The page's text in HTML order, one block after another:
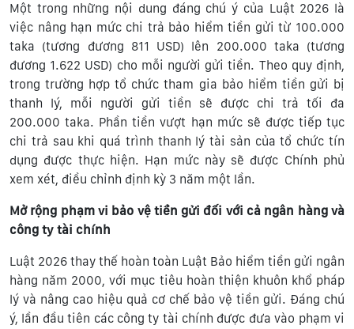
Một trong những nội dung đáng chú ý của Luật 2026 là
việc nâng hạn mức chi trả bảo hiểm tiền gửi từ 100.000
taka (tương đương 811 USD) lên 200.000 taka (tương
đương 1.622 USD) cho mỗi người gửi tiền. Theo quy định,
trong trường hợp tổ chức tham gia bảo hiểm tiền gửi bị
thanh lý, mỗi người gửi tiền sẽ được chi trả tối đa
200.000 taka. Phần tiền vượt hạn mức sẽ được tiếp tục
chi trả sau khi quá trình thanh lý tài sản của tổ chức tín
dụng được thực hiện. Hạn mức này sẽ được Chính phủ
xem xét, điều chỉnh định kỳ 3 năm một lần.
Mở rộng phạm vi bảo vệ tiền gửi đối với cả ngân hàng và
công ty tài chính
Luật 2026 thay thế hoàn toàn Luật Bảo hiểm tiền gửi ngân
hàng năm 2000, với mục tiêu hoàn thiện khuôn khổ pháp
lý và nâng cao hiệu quả cơ chế bảo vệ tiền gửi. Đáng chú
ý, lần đầu tiên các công ty tài chính được đưa vào phạm vi